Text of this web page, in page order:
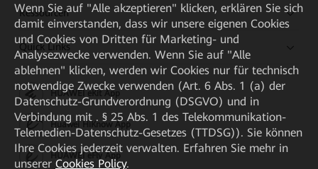
Ressourcen
Quick Links
HUAWEI eKit App
Huawei HiKnow App
HUAWEI eFly App
Wenn Sie auf "Alle akzeptieren" klicken, erklären Sie sich
damit einverstanden, dass wir unsere eigenen Cookies
und Cookies von Dritten für Marketing- und
Analysezwecke verwenden. Wenn Sie auf "Alle
ablehnen" klicken, werden wir Cookies nur für technisch
notwendige Zwecke verwenden (Art. 6 Abs. 1 (a) der
Datenschutz-Grundverordnung (DSGVO) und in
Verbindung mit . § 25 Abs. 1 des Telekommunikation-
Telemedien-Datenschutz-Gesetzes (TTDSG)). Sie können
Ihre Cookies jederzeit verwalten. Erfahren Sie mehr in
unserer Cookies Policy.